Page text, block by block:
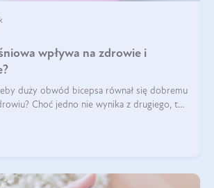
wpływa na zdrowie i
duży obwód bicepsa równał się dobremu
Choć jedno nie wynika z drugiego, to